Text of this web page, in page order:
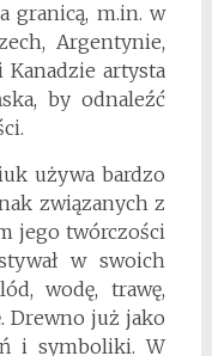
granicą, m.in. w
Argentynie,
artysta
by odnaleźć
używa bardzo
związanych z
jego twórczości
w swoich
wodę, trawę,
Drewno już jako
i symboliki. W